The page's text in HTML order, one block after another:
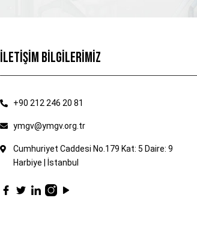
İLETİŞİM BİLGİLERİMİZ
+90 212 246 20 81
ymgv@ymgv.org.tr
Cumhuriyet Caddesi No.179 Kat: 5 Daire: 9
Harbiye | İstanbul